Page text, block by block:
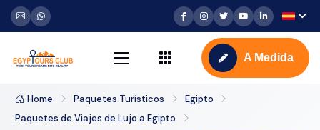
A Medida
Home Paquetes Turísticos
Egipto
Paquetes de Viajes de Lujo a Egipto